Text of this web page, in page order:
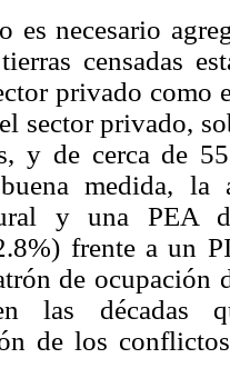
es necesario
censadas
privado como
sector privado,
y de cerca de
medida, la
y una PEA
frente a un
de ocupación
las décadas
de los